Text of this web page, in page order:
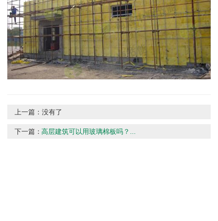
上一篇： 没有了
下一篇：高层建筑可以用玻璃棉板吗？...